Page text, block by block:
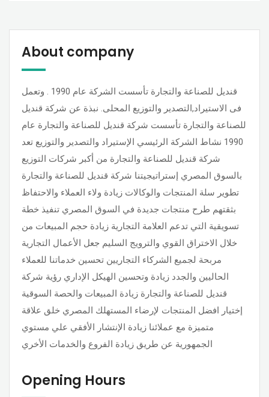
About company
قنديل للصناعة والتجارة تأسست الشركة عام 1990 . وتعمل
فى الاستيراد,التصدير والتوزيع المحلى. نبذة عن شركة قنديل
للصناعة والتجارة تأسست شركة قنديل للصناعة والتجارة عام
1990 نشاط الشركة الرئيسي الإستيراد والتصدير والتوزيع تعد
شركة قنديل للصناعة والتجارة من أكبر شركات التوزيع
بالسوق المصري إستراتيجيتنا شركة قنديل للصناعة والتجارة
تطوير سلة المنتجات والوكالات زيادة ولاء العملاء والاحتفاظ
بثقتهم طرح منتجات جديدة في السوق المصري تنفيذ خطة
تسويقية التي تدعم العلامة التجارية زيادة حجم المبيعات من
خلال الاختراق القوي والترويج السليم جعل الأعمال التجارية
مربحة لجميع الشركاء التجاريين تحسين خدماتنا للعملاء
الحاليين والجدد زيادة وتحسين الهيكل الإداري رؤية شركة
قنديل للصناعة والتجارة زيادة المبيعات والحصة السوقية
إختيار افضل المنتجات لإرضاء المستهلك المصري خلق علاقة
متميزة مع عملائنا زيادة الإنتشار الأفقي علي مستوي
الجمهورية عن طريق زيادة الفروع والخدمات الأخري
Opening Hours